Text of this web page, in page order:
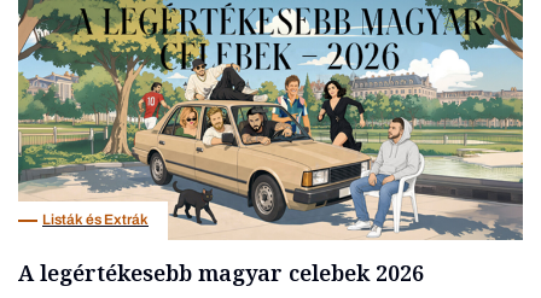
Listák és Extrák
A legértékesebb magyar celebek 2026